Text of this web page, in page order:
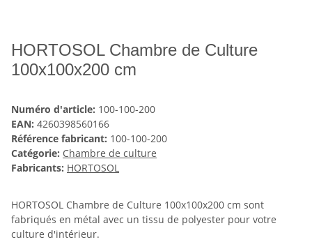
HORTOSOL Chambre de Culture
100x100x200 cm
Numéro d'article: 100-100-200
EAN: 4260398560166
Référence fabricant: 100-100-200
Catégorie: Chambre de culture
Fabricants: HORTOSOL
HORTOSOL Chambre de Culture 100x100x200 cm sont
fabriqués en métal avec un tissu de polyester pour votre
culture d'intérieur.